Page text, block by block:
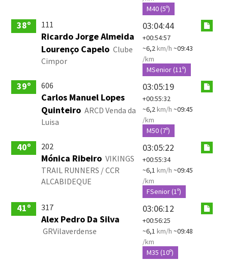
M40 (5º)
38º 111
Ricardo Jorge Almeida
Lourenço Capelo Clube
Cimpor
03:04:44
+00:54:57
~6,2km/h ~09:43
/km
MSenior (11º)
39º 606
Carlos Manuel Lopes
Quinteiro ARCD Venda da
Luisa
03:05:19
+00:55:32
~6,2km/h ~09:45
/km
M50 (7º)
40º 202
Mónica Ribeiro VIKINGS
TRAIL RUNNERS / CCR
ALCABIDEQUE
03:05:22
+00:55:34
~6,1 km/h ~09:45
/km
FSenior (1º)
41º 317
Alex Pedro Da Silva
GRVilaverdense
03:06:12
+00:56:25
~6,1 km/h ~09:48
/km
M35 (10º)